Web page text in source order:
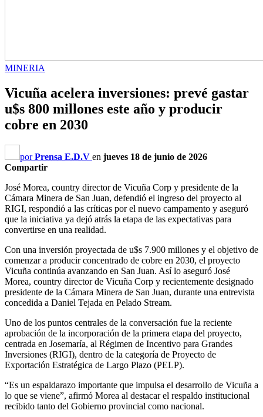
MINERIA
Vicuña acelera inversiones: prevé gastar
u$s 800 millones este año y producir
cobre en 2030
porPrensa E.D.V en jueves 18 de junio de 2026
Compartir
José Morea, country director de Vicuña Corp y presidente de la
Cámara Minera de San Juan, defendió el ingreso del proyecto al
RIGI, respondió a las críticas por el nuevo campamento y aseguró
que la iniciativa ya dejó atrás la etapa de las expectativas para
convertirse en una realidad.
Con una inversión proyectada de u$s 7.900 millones y el objetivo de
comenzar a producir concentrado de cobre en 2030, el proyecto
Vicuña continúa avanzando en San Juan. Así lo aseguró José
Morea, country director de Vicuña Corp y recientemente designado
presidente de la Cámara Minera de San Juan, durante una entrevista
concedida a Daniel Tejada en Pelado Stream.
Uno de los puntos centrales de la conversación fue la reciente
aprobación de la incorporación de la primera etapa del proyecto,
centrada en Josemaría, al Régimen de Incentivo para Grandes
Inversiones (RIGI), dentro de la categoría de Proyecto de
Exportación Estratégica de Largo Plazo (PELP).
“Es un espaldarazo importante que impulsa el desarrollo de Vicuña a
lo que se viene”, afirmó Morea al destacar el respaldo institucional
recibido tanto del Gobierno provincial como nacional.